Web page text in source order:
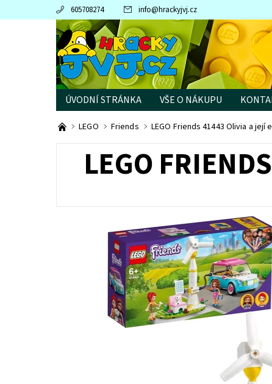
605708274 info@hrackyjvj.cz
ÚVODNÍ STRÁNKA VŠE O NÁKUPU
PRODÁVANÉ ZNAČKY
LEGO Friends LEGO Friends 41443 Olivia a její
LEGO